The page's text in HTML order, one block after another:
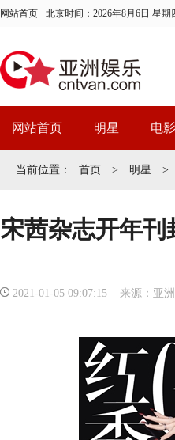
网站首页 北京时间： 2026年8月6日 星期
网站首页 明星 电影
当前位置： 首页 > 明星 >
宋茜杂志开年刊
2021-01-05 09:07:15 来源：亚